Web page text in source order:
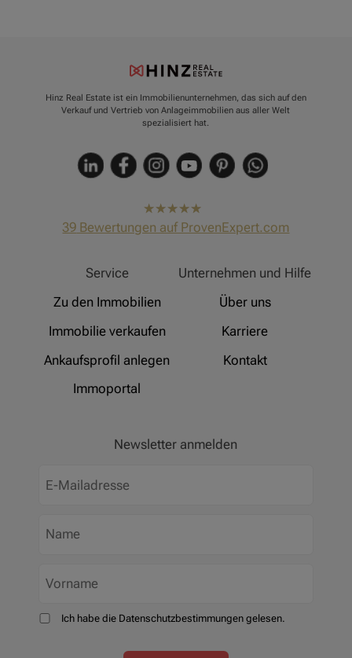
Hinz Real Estate ist ein Immobilienunternehmen, das sich auf den
Verkauf und Vertrieb von Anlageimmobilien aus aller Welt
spezialisiert hat.
hat4,91
von5
39 Bewertungen auf ProvenExpert.com
Service
Zu den Immobilien
Immobilie verkaufen
Ankaufsprofil anlegen
Immoportal
Unternehmen und Hilfe
Über uns
Karriere
Kontakt
Newsletter anmelden
Ich habe die Datenschutzbestimmungen gelesen.